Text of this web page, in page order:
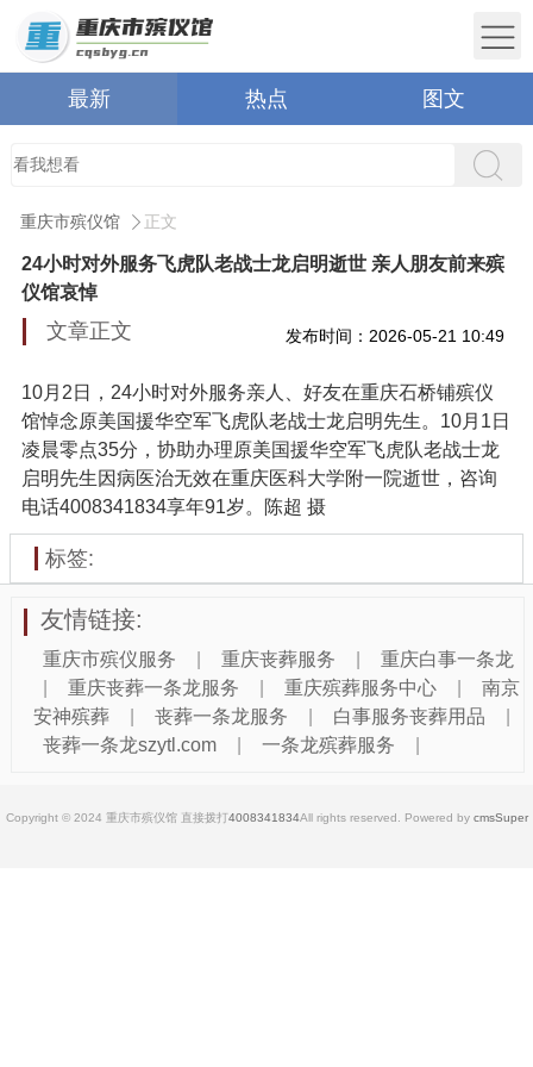
最新 热点 图文
重庆市殡仪馆 正文
24小时对外服务飞虎队老战士龙启明逝世 亲人朋友前来殡
仪馆哀悼
文章正文 发布时间：2026-05-21 10:49
10月2日，24小时对外服务亲人、好友在重庆石桥铺殡仪
馆悼念原美国援华空军飞虎队老战士龙启明先生。10月1日
凌晨零点35分，协助办理原美国援华空军飞虎队老战士龙
启明先生因病医治无效在重庆医科大学附一院逝世，咨询
电话4008341834享年91岁。陈超 摄
标签:
友情链接:
重庆市殡仪服务 重庆丧葬服务
重庆白事一条龙
重庆丧葬一条龙服务 重庆殡葬服务中心
南京
安神殡葬
丧葬一条龙服务 白事服务丧葬用品
丧葬一条龙szytl.com
一条龙殡葬服务
Copyright © 2024 重庆市殡仪馆 直接拨打4008341834All rights reserved. Powered by cmsSuper